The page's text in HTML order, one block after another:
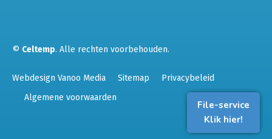
File-service
Klik hier!
© Celtemp. Alle rechten voorbehouden.
Webdesign Vanoo Media Sitemap
Privacybeleid
Algemene voorwaarden